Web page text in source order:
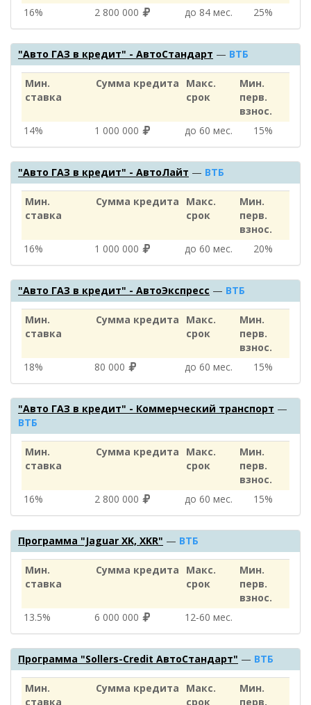
16%
2 800 000 до 84 мес. 25%
"Авто ГАЗ в кредит" - АвтоСтандарт — ВТБ
Мин.
ставка
Сумма кредита
Макс.
срок
Мин.
перв.
взнос.
14%
1 000 000 до 60 мес. 15%
"Авто ГАЗ в кредит" - АвтоЛайт — ВТБ
Мин.
ставка
Сумма кредита
Макс.
срок
Мин.
перв.
взнос.
16%
1 000 000 до 60 мес. 20%
"Авто ГАЗ в кредит" - АвтоЭкспресс — ВТБ
Мин.
ставка
Сумма кредита
Макс.
срок
Мин.
перв.
взнос.
18%
80 000 до 60 мес. 15%
"Авто ГАЗ в кредит" - Коммерческий транспорт —
ВТБ
Мин.
ставка
Сумма кредита
Макс.
срок
Мин.
перв.
взнос.
16%
2 800 000 до 60 мес. 15%
Программа "Jaguar XK, XKR" — ВТБ
Мин.
ставка
Сумма кредита
Макс.
срок
Мин.
перв.
взнос.
13.5%
6 000 000 12‑60 мес.
Программа "Sollers-Credit АвтоСтандарт" — ВТБ
Мин.
ставка
Сумма кредита
Макс.
срок
Мин.
перв.